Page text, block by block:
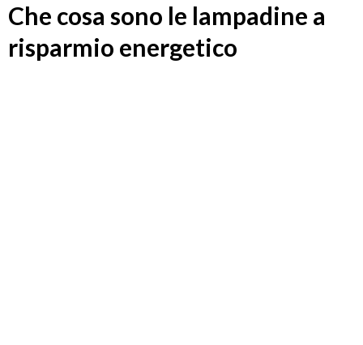
Che cosa sono le lampadine a
risparmio energetico